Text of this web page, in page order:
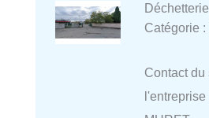
Catégorie :
Contact du